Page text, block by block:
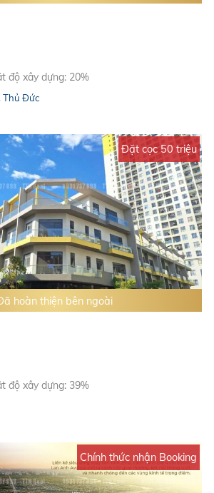
độ xây dựng: 20%
Thủ Đức
Đặt cọc 50 triệu
hoàn thiện bên ngoài
độ xây dựng: 39%
Chính thức nhận Booking